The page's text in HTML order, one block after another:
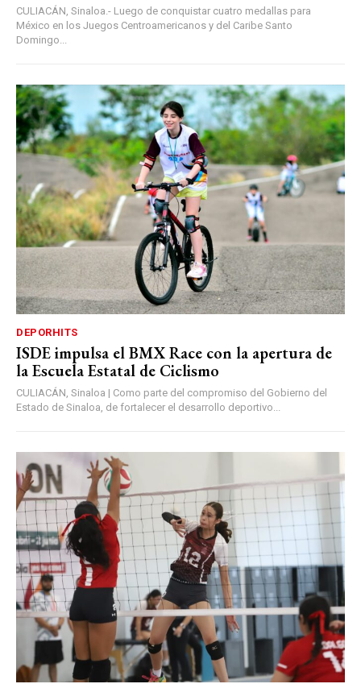
CULIACÁN, Sinaloa.- Luego de conquistar cuatro medallas para
México en los Juegos Centroamericanos y del Caribe Santo
Domingo...
DEPORHITS
ISDE impulsa el BMX Race con la apertura de
la Escuela Estatal de Ciclismo
CULIACÁN, Sinaloa | Como parte del compromiso del Gobierno del
Estado de Sinaloa, de fortalecer el desarrollo deportivo...